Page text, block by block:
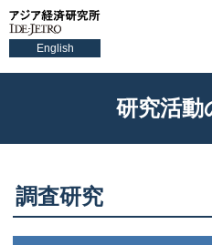
English
研究活動
調査研究